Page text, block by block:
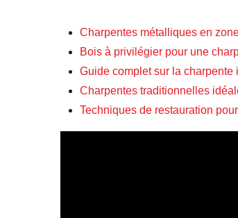
Charpentes métalliques en
Bois à privilégier pour une
Guide complet sur la charpente
Charpentes traditionnelles
Techniques de restauration